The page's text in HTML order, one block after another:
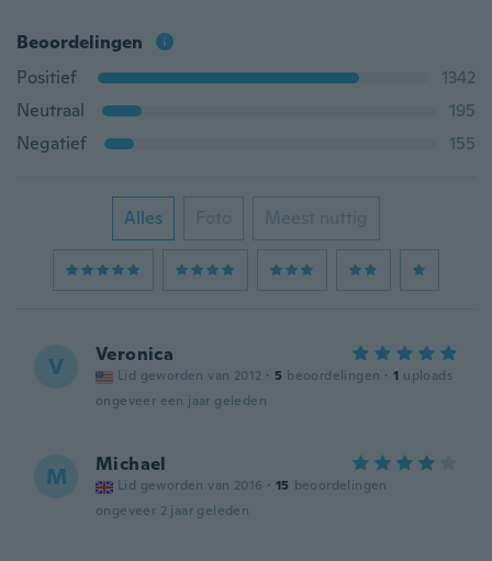
Beoordelingen
Positief
1342
Neutraal
195
Negatief
155
Alles Foto Meest nuttig
V Veronica
Lid geworden van 2012 · 5 beoordelingen · 1 uploads
ongeveer een jaar geleden
M Michael
Lid geworden van 2016 · 15 beoordelingen
ongeveer 2 jaar geleden